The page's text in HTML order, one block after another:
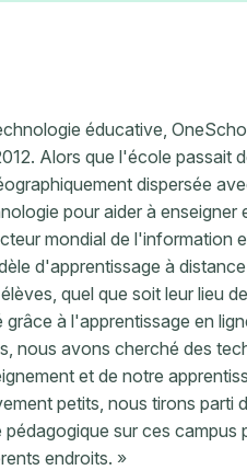
éducative,
Alors que l'école passait
dispersée
pour aider à enseigner
mondial de l'information
d'apprentissage à
quel que soit leur lieu
à l'apprentissage en
nous avons cherché des
et de notre
petits, nous tirons parti
sur ces campus
endroits. »